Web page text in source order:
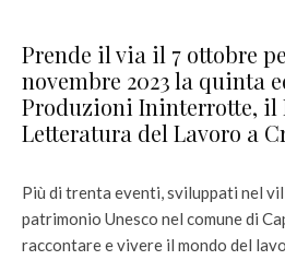
Prende il via il 7 ottobre
novembre 2023 la quinta
Produzioni Ininterrotte, il
Letteratura del Lavoro a
Più di trenta eventi, sviluppati nel
patrimonio Unesco nel comune di
raccontare e vivere il mondo del